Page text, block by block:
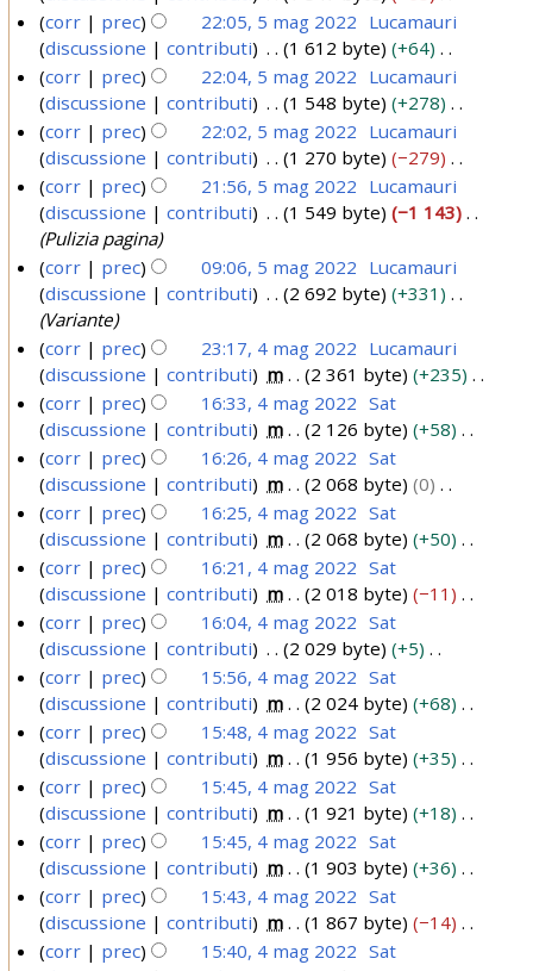
c
a
o
d
e
l
l
a
m
o
d
i
f
i
c
a
g
2
s
s
u
n
o
g
g
e
t
t
o
d
e
l
l
a
m
o
d
i
f
i
c
a
m
g
2
N
e
s
s
u
n
o
g
g
e
t
t
o
d
e
l
l
a
m
o
d
i
f
i
c
a
corr prec 22:05, 5 mag 2022 Lucamauri
discussione
contributi 1 612 byte
+64
N
e
s
s
u
n
o
g
g
e
t
t
o
d
e
l
l
a
m
o
d
i
f
i
c
a
corr prec 22:04, 5 mag 2022 Lucamauri
discussione
contributi 1 548 byte
+278
N
e
s
s
u
n
o
g
g
e
t
t
o
d
e
l
l
a
m
o
d
i
f
i
c
a
corr prec 22:02, 5 mag 2022 Lucamauri
discussione
contributi 1 270 byte
−279
N
e
s
s
u
n
o
g
g
e
t
t
o
d
e
l
l
a
m
o
d
i
f
i
c
a
corr prec 21:56, 5 mag 2022 Lucamauri
discussione
contributi 1 549 byte
−1 143
Pulizia pagina
corr
prec 09:06, 5 mag 2022 Lucamauri
discussione
contributi 2 692 byte
+331
Variante
m
g
2
corr prec 23:17, 4 mag 2022 Lucamauri
discussione
contributi m 2 361 byte
+235
N
e
s
s
u
n
o
g
g
e
t
t
o
d
e
l
l
a
m
o
d
i
corr prec 16:33, 4 mag 2022 Sat
discussione
contributi m 2 126 byte
+58
N
e
s
s
u
n
o
g
g
e
t
t
o
d
e
l
l
a
m
o
corr prec 16:26, 4 mag 2022 Sat
discussione
contributi m 2 068 byte
0
N
e
s
s
u
n
o
g
g
e
t
t
o
d
e
l
l
a
corr prec 16:25, 4 mag 2022 Sat
discussione
contributi m 2 068 byte
+50
N
e
s
s
u
n
o
g
g
e
t
t
o
d
e
l
corr prec 16:21, 4 mag 2022 Sat
discussione
contributi m 2 018 byte
−11
N
e
s
s
u
n
o
g
g
e
t
t
o
d
corr prec 16:04, 4 mag 2022 Sat
discussione
contributi 2 029 byte
+5
N
e
s
s
u
n
o
g
g
e
t
t
corr prec 15:56, 4 mag 2022 Sat
discussione
contributi m 2 024 byte
+68
N
e
s
s
u
n
o
g
g
e
corr prec 15:48, 4 mag 2022 Sat
discussione
contributi m 1 956 byte
+35
N
e
s
s
u
n
o
g
corr prec 15:45, 4 mag 2022 Sat
discussione
contributi m 1 921 byte
+18
N
e
s
s
u
corr prec 15:45, 4 mag 2022 Sat
discussione
contributi m 1 903 byte
+36
N
e
s
corr prec 15:43, 4 mag 2022 Sat
discussione
contributi m 1 867 byte
−14
Ncorr prec 15:40, 4 mag 2022 Sat